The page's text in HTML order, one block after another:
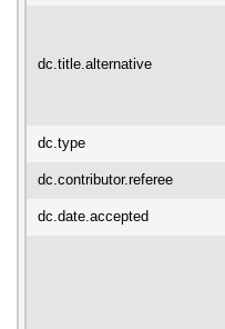
dc.title.alternative
dc.type
dc.contributor.referee
dc.date.accepted